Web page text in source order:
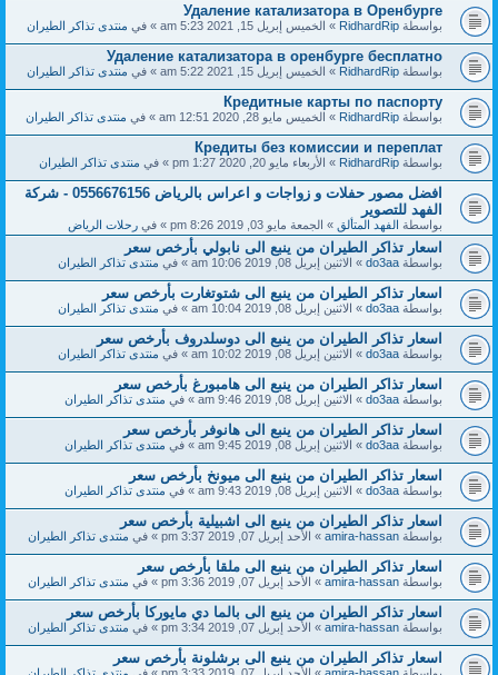
Удаление катализатора в Оренбурге
بواسطة RidhardRip » الخميس إبريل 15, 2021 5:23 am » في منتدى تذاكر الطيران
Удаление катализатора в оренбурге бесплатно
بواسطة RidhardRip » الخميس إبريل 15, 2021 5:22 am » في منتدى تذاكر الطيران
Кредитные карты по паспорту
بواسطة RidhardRip » الخميس مايو 28, 2020 12:51 am » في منتدى تذاكر الطيران
Кредиты без комиссии и переплат
بواسطة RidhardRip » الأربعاء مايو 20, 2020 1:27 pm » في منتدى تذاكر الطيران
افضل مصور حفلات و زواجات و اعراس بالرياض 0556676156 - شركة
الفهد للتصوير
بواسطة الفهد المتألق » الجمعة مايو 03, 2019 8:26 pm » في رحلات الرياض
اسعار تذاكر الطيران من ينبع الى نابولي بأرخص سعر
بواسطة do3aa » الاثنين إبريل 08, 2019 10:06 am » في منتدى تذاكر الطيران
اسعار تذاكر الطيران من ينبع الى شتوتغارت بأرخص سعر
بواسطة do3aa » الاثنين إبريل 08, 2019 10:04 am » في منتدى تذاكر الطيران
اسعار تذاكر الطيران من ينبع الى دوسلدروف بأرخص سعر
بواسطة do3aa » الاثنين إبريل 08, 2019 10:02 am » في منتدى تذاكر الطيران
اسعار تذاكر الطيران من ينبع الى هامبورغ بأرخص سعر
بواسطة do3aa » الاثنين إبريل 08, 2019 9:46 am » في منتدى تذاكر الطيران
اسعار تذاكر الطيران من ينبع الى هانوفر بأرخص سعر
بواسطة do3aa » الاثنين إبريل 08, 2019 9:45 am » في منتدى تذاكر الطيران
اسعار تذاكر الطيران من ينبع الى ميونخ بأرخص سعر
بواسطة do3aa » الاثنين إبريل 08, 2019 9:43 am » في منتدى تذاكر الطيران
اسعار تذاكر الطيران من ينبع الى اشبيلية بأرخص سعر
بواسطة amira-hassan » الأحد إبريل 07, 2019 3:37 pm » في منتدى تذاكر الطيران
اسعار تذاكر الطيران من ينبع الى ملقا بأرخص سعر
بواسطة amira-hassan » الأحد إبريل 07, 2019 3:36 pm » في منتدى تذاكر الطيران
اسعار تذاكر الطيران من ينبع الى بالما دي مايوركا بأرخص سعر
بواسطة amira-hassan » الأحد إبريل 07, 2019 3:34 pm » في منتدى تذاكر الطيران
اسعار تذاكر الطيران من ينبع الى برشلونة بأرخص سعر